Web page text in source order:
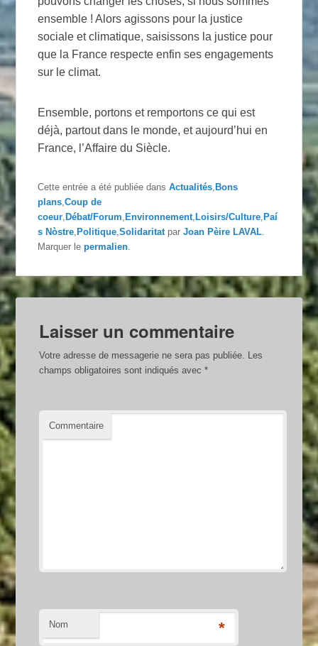
ensemble ! Alors agissons pour la justice
sociale et climatique, saisissons la justice pour
que la France respecte enfin ses engagements
sur le climat.
Ensemble, portons et remportons ce qui est
déjà, partout dans le monde, et aujourd’hui en
France, l’Affaire du Siècle.
Cette entrée a été publiée dansActualités ,Bons
plans ,Coup de
coeur ,Débat/Forum ,Environnement ,Loisirs/Culture ,Paí
s Nòstre ,Politique ,Solidaritat parJoan Pèire LAVAL
Marquer lepermalien
Laisser un commentaire
Votre adresse de messagerie ne sera pas publiée. Les
champs obligatoires sont indiqués avec*
Commentaire
Nom *